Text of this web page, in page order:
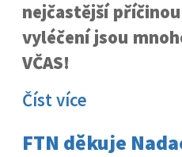
nejčastější
vyléčení jsou
VČAS!
Číst více
FTN děkuje